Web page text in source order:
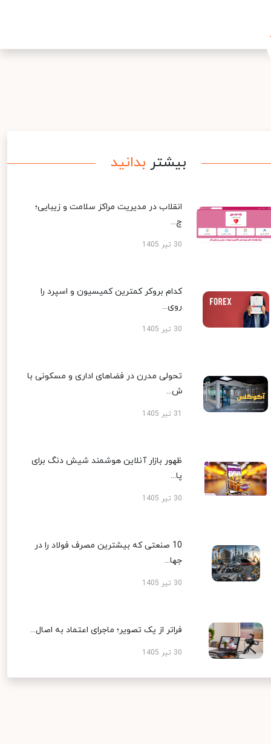
بیشتر بدانید
انقلاب در مدیریت مراکز سلامت و زیبایی؛
چ...
30 تیر 1405
کدام بروکر کمترین کمیسیون و اسپرد را
روی...
30 تیر 1405
تحولی مدرن در فضاهای اداری و مسکونی با
ش...
ظهور بازار آنلاین هوشمند شیش دنگ برای
پا...
30 تیر 1405
10 صنعتی که بیشترین مصرف فولاد را در
جها...
30 تیر 1405
فراتر از یک تصویر؛ ماجرای اعتماد به اصال...
30 تیر 1405